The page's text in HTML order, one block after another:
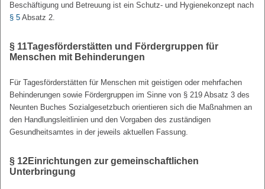
Beschäftigung und Betreuung ist ein Schutz- und Hygienekonzept nach
§ 5 Absatz 2.
§ 11Tagesförderstätten und Fördergruppen für
Menschen mit Behinderungen
Für Tagesförderstätten für Menschen mit geistigen oder mehrfachen
Behinderungen sowie Fördergruppen im Sinne von § 219 Absatz 3 des
Neunten Buches Sozialgesetzbuch orientieren sich die Maßnahmen an
den Handlungsleitlinien und den Vorgaben des zuständigen
Gesundheitsamtes in der jeweils aktuellen Fassung.
§ 12Einrichtungen zur gemeinschaftlichen
Unterbringung